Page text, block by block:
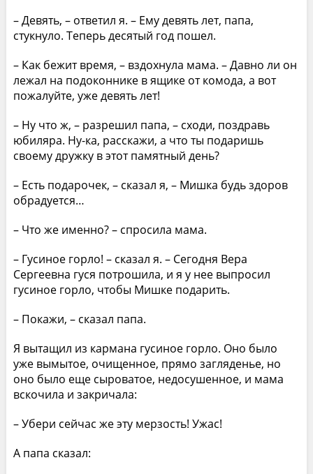
– Девять, – ответил я. – Ему девять лет, папа,
стукнуло. Теперь десятый год пошел.
– Как бежит время, – вздохнула мама. – Давно ли он
лежал на подоконнике в ящике от комода, а вот
пожалуйте, уже девять лет!
– Ну что ж, – разрешил папа, – сходи, поздравь
юбиляра. Ну-ка, расскажи, а что ты подаришь
своему дружку в этот памятный день?
– Есть подарочек, – сказал я, – Мишка будь здоров
обрадуется…
– Что же именно? – спросила мама.
– Гусиное горло! – сказал я. – Сегодня Вера
Сергеевна гуся потрошила, и я у нее выпросил
гусиное горло, чтобы Мишке подарить.
– Покажи, – сказал папа.
Я вытащил из кармана гусиное горло. Оно было
уже вымытое, очищенное, прямо загляденье, но
оно было еще сыроватое, недосушенное, и мама
вскочила и закричала:
– Убери сейчас же эту мерзость! Ужас!
А папа сказал: